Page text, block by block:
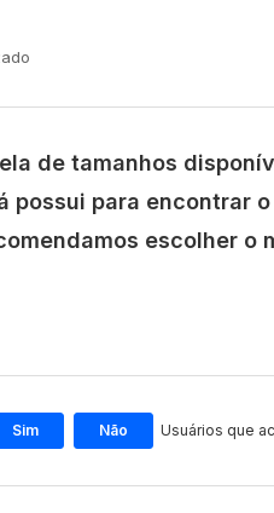
de tamanhos
possui para encontrar
escolher o
Sim Não Usuários que